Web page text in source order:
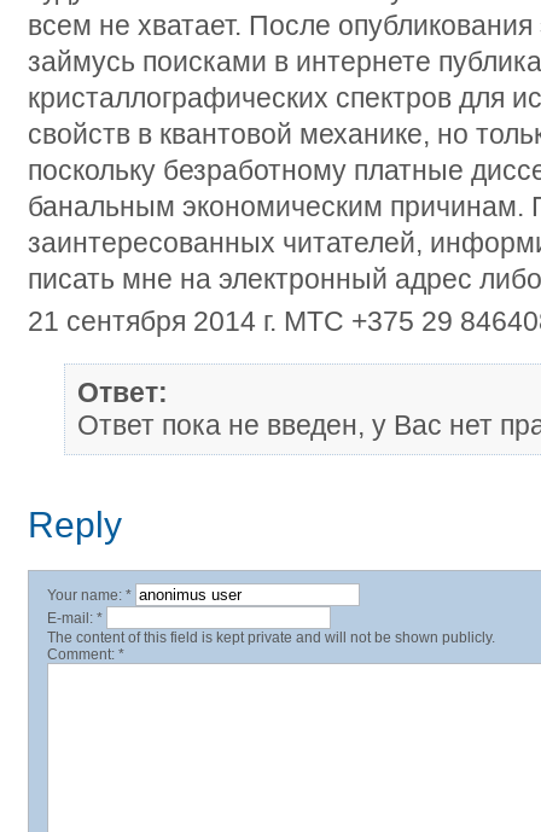
всем не хватает. После опубликования
займусь поисками в интернете
кристаллографических спектров для
свойств в квантовой механике, но
поскольку безработному платные
банальным экономическим
заинтересованных читателей,
писать мне на электронный адрес
21 сентября 2014 г. МТС +375 29
Ответ:
Ответ пока не введен, у Вас нет
Reply
Your name: *
E-mail: *
The content of this field is kept private and will not be shown publicly.
Comment: *